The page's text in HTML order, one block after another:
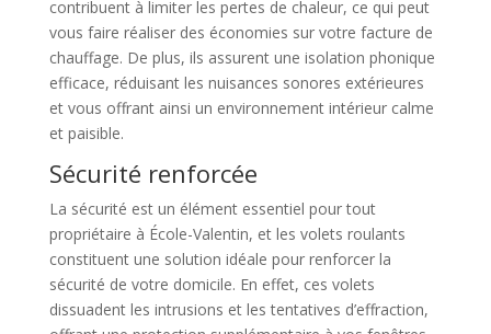
contribuent à limiter les pertes de chaleur, ce qui peut
vous faire réaliser des économies sur votre facture de
chauffage. De plus, ils assurent une isolation phonique
efficace, réduisant les nuisances sonores extérieures
et vous offrant ainsi un environnement intérieur calme
et paisible.
Sécurité renforcée
La sécurité est un élément essentiel pour tout
propriétaire à École-Valentin, et les volets roulants
constituent une solution idéale pour renforcer la
sécurité de votre domicile. En effet, ces volets
dissuadent les intrusions et les tentatives d’effraction,